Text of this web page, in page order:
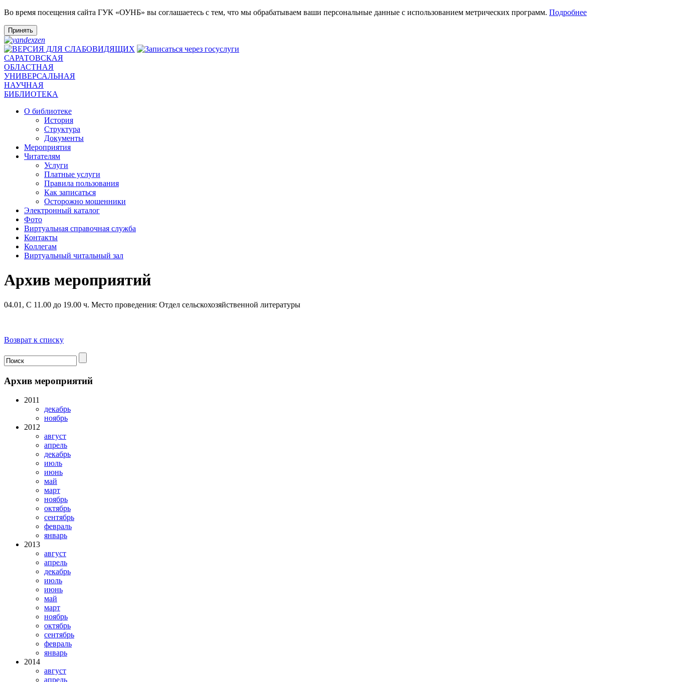
Во время посещения сайта ГУК «ОУНБ» вы соглашаетесь с тем, что мы обрабатываем ваши персональные данные с использованием метрических программ. Подробнее
Принять
САРАТОВСКАЯ
ОБЛАСТНАЯ
УНИВЕРСАЛЬНАЯ
НАУЧНАЯ
БИБЛИОТЕКА
О библиотеке
История
Структура
Документы
Мероприятия
Читателям
Услуги
Платные услуги
Правила пользования
Как записаться
Осторожно мошенники
Электронный каталог
Фото
Виртуальная справочная служба
Контакты
Коллегам
Виртуальный читальный зал
Архив мероприятий
04.01, С 11.00 до 19.00 ч. Место проведения: Отдел сельскохозяйственной литературы
Возврат к списку
Архив мероприятий
2011
декабрь
ноябрь
2012
август
апрель
декабрь
июль
июнь
май
март
ноябрь
октябрь
сентябрь
февраль
январь
2013
август
апрель
декабрь
июль
июнь
май
март
ноябрь
октябрь
сентябрь
февраль
январь
2014
август
апрель